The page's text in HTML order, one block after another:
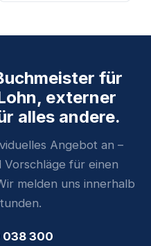
für
externer
alles andere.
Angebot an –
für einen
melden uns innerhalb
038 300